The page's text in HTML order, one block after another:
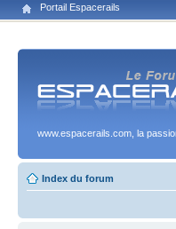
Portail Espacerails
www.espacerails.com, la
Index du forum